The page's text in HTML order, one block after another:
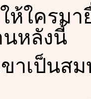
ห้ใครม
นหลังนี้
าเป็นส